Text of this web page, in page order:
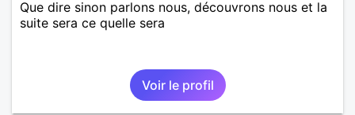
Que dire sinon parlons nous, découvrons nous et la
suite sera ce quelle sera
Voir le profil